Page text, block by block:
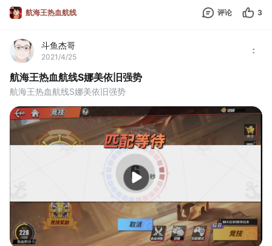
航海王热血航线 评论 3
斗鱼杰哥
2021/4/25
航海王热血航线S娜美依旧强势
航海王热血航线S娜美依旧强势